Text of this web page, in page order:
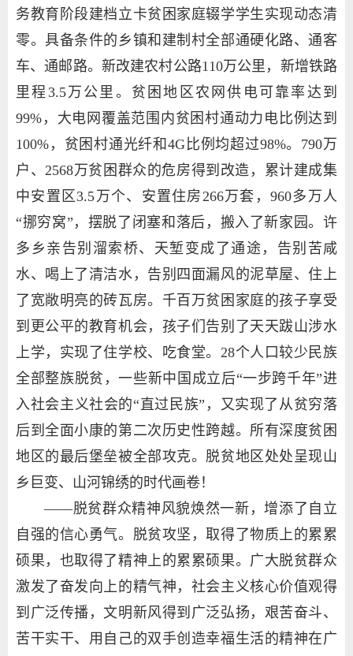
务教育阶段建档立卡贫困家庭辍学学生实现动态清
零。具备条件的乡镇和建制村全部通硬化路、通客
车、通邮路。新改建农村公路110万公里，新增铁路
里程3.5万公里。贫困地区农网供电可靠率达到
99%，大电网覆盖范围内贫困村通动力电比例达到
100%，贫困村通光纤和4G比例均超过98%。790万
户、2568万贫困群众的危房得到改造，累计建成集
中安置区3.5万个、安置住房266万套，960多万人
“挪穷窝”，摆脱了闭塞和落后，搬入了新家园。许
多乡亲告别溜索桥、天堑变成了通途，告别苦咸
水、喝上了清洁水，告别四面漏风的泥草屋、住上
了宽敞明亮的砖瓦房。千百万贫困家庭的孩子享受
到更公平的教育机会，孩子们告别了天天跋山涉水
上学，实现了住学校、吃食堂。28个人口较少民族
全部整族脱贫，一些新中国成立后“一步跨千年”进
入社会主义社会的“直过民族”，又实现了从贫穷落
后到全面小康的第二次历史性跨越。所有深度贫困
地区的最后堡垒被全部攻克。脱贫地区处处呈现山
乡巨变、山河锦绣的时代画卷！
——脱贫群众精神风貌焕然一新，增添了自立
自强的信心勇气。脱贫攻坚，取得了物质上的累累
硕果，也取得了精神上的累累硕果。广大脱贫群众
激发了奋发向上的精气神，社会主义核心价值观得
到广泛传播，文明新风得到广泛弘扬，艰苦奋斗、
苦干实干、用自己的双手创造幸福生活的精神在广